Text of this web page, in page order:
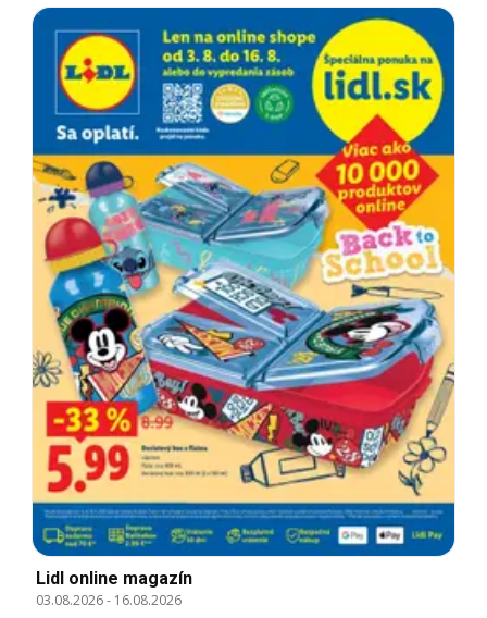
Lidl online magazín
03.08.2026- 16.08.2026